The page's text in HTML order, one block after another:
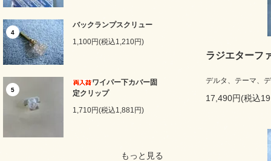
4
バックランプスクリュー
1,100円(税込1,210円)
5
ワイパー下カバー固
定クリップ
1,710円(税込1,881円)
もっと見る
ラジエターフ
デルタ、テーマ、
17,490円(税込